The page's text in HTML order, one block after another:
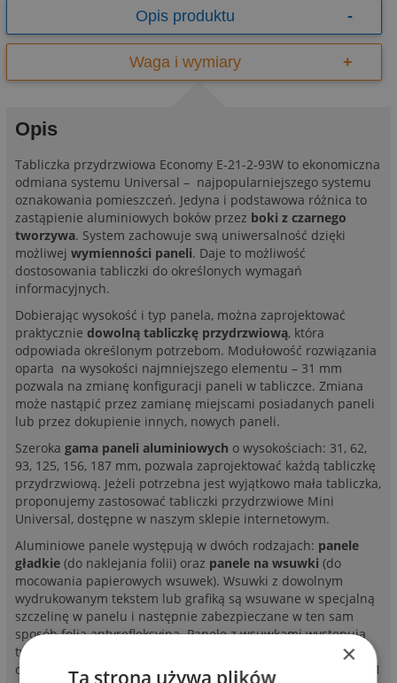
Opis produktu
Waga i wymiary
Opis
Tabliczka przydrzwiowa Economy E-21-2-93W to ekonomiczna
odmiana systemu Universal – najpopularniejszego systemu
oznakowania pomieszczeń. Jedyna i podstawowa różnica to
zastąpienie aluminiowych boków przez boki z czarnego
tworzywa. System zachowuje swą uniwersalność dzięki
możliwej wymienności paneli. Daje to możliwość
dostosowania tabliczki do określonych wymagań
informacyjnych.
Dobierając wysokość i typ panela, można zaprojektować
praktyczniedowolną tabliczkę przydrzwiową, która
odpowiada określonym potrzebom. Modułowość rozwiązania
oparta na wysokości najmniejszego elementu – 31 mm
pozwala na zmianę konfiguracji paneli w tabliczce. Zmiana
może nastąpić przez zamianę miejscami posiadanych paneli
lub przez dokupienie innych, nowych paneli.
Szerokagama paneli aluminiowych o wysokościach: 31, 62,
93, 125, 156, 187 mm, pozwala zaprojektować każdą tabliczkę
przydrzwiową. Jeżeli potrzebna jest wyjątkowo mała tabliczka,
proponujemy zastosować tabliczki przydrzwiowe Mini
Universal, dostępne w naszym sklepie internetowym.
Aluminiowe panele występują w dwóch rodzajach: panele
gładkie (do naklejania folii) oraz panele na wsuwki (do
mocowania papierowych wsuwek). Wsuwki z dowolnym
wydrukowanym tekstem lub grafiką są wsuwane w specjalną
szczelinę w panelu i następnie zabezpieczane w ten sam
sposób folią antyrefleksyjną. Panele z wsuwkami występują
tylko w wysokościach 31, 62 i 93 mm. Wsuwki mają wysokość
odpowiednio 27, 58 i 89,5 mm. Dodatkowo panel wysokości 31
×
Ta strona używa plików